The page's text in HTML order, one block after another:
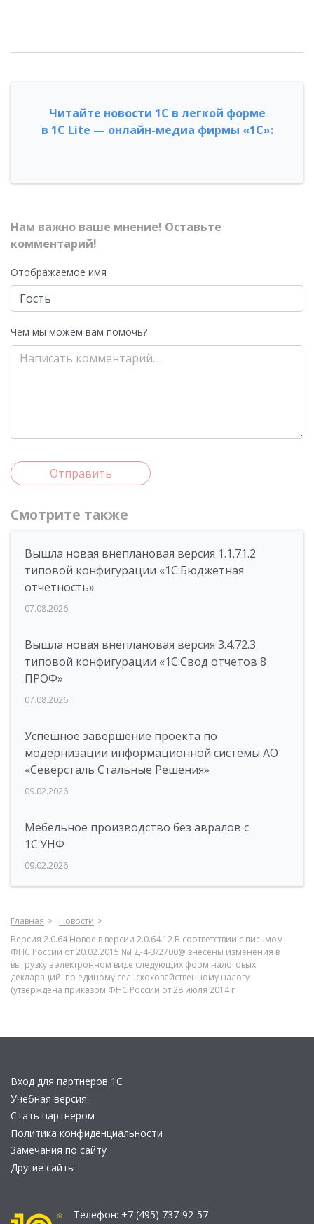
Читайте новости 1С в легкой форме
в 1С Lite — онлайн-медиа фирмы «1С»:
Нам важно ваше мнение! Оставьте
комментарий!
Отображаемое имя
Чем мы можем вам помочь?
Отправить
Смотрите также
Вышла новая внеплановая версия 1.1.71.2
типовой конфигурации «1C:Бюджетная
отчетность»
07.08.2026
Вышла новая внеплановая версия 3.4.72.3
типовой конфигурации «1C:Свод отчетов 8
ПРОФ»
07.08.2026
Успешное завершение проекта по
модернизации информационной системы АО
«Северсталь Стальные Решения»
09.02.2026
Мебельное производство без авралов с
1С:УНФ
09.02.2026
Главная
Новости
Версия 2.0.64 Новое в версии 2.0.64.12 В соответствии с письмом
ФНС России от 20.02.2015 №ГД-4-3/2700@ внесены изменения в
выгрузку в электронном виде следующих форм налоговых
деклараций: по единому сельскохозяйственному налогу
(утверждена приказом ФНС России от 28 июля 2014 г
Вход для партнеров 1С
Учебная версия
Стать партнером
Политика конфиденциальности
Замечания по сайту
Другие сайты
Телефон: +7 (495) 737-92-57